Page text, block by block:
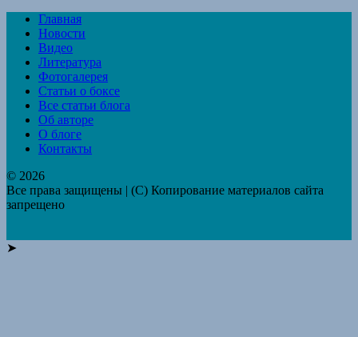
Главная
Новости
Видео
Литература
Фотогалерея
Статьи о боксе
Все статьи блога
Об авторе
О блоге
Контакты
© 2026
Все права защищены | (C) Копирование материалов сайта
запрещено
➤